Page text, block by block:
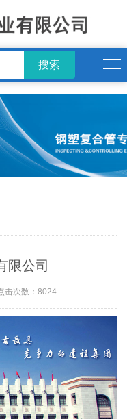
限公司
击次数：8024